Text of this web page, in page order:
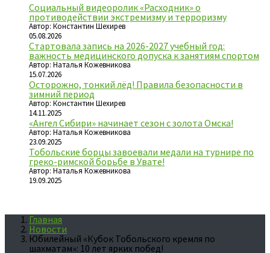
Социальный видеоролик «Расходник» о
противодействии экстремизму и терроризму
Автор: Константин Шехирев
05.08.2026
Стартовала запись на 2026-2027 учебный год:
важность медицинского допуска к занятиям спортом
Автор: Наталья Кожевникова
15.07.2026
Осторожно, тонкий лёд! Правила безопасности в
зимний период
Автор: Константин Шехирев
14.11.2025
«Ангел Сибири» начинает сезон с золота Омска!
Автор: Наталья Кожевникова
23.09.2025
Тобольские борцы завоевали медали на турнире по
греко-римской борьбе в Увате!
Автор: Наталья Кожевникова
19.09.2025
Главная
Новости
Юбилейный «Кубок Тобольского кремля по
шахматам»: 10 лет ярких побед!